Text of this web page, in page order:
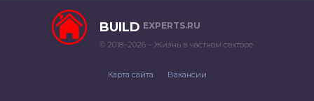
BUILD EXPERTS.RU
© 2018–2026 – Жизнь в частном секторе
Карта сайта Вакансии